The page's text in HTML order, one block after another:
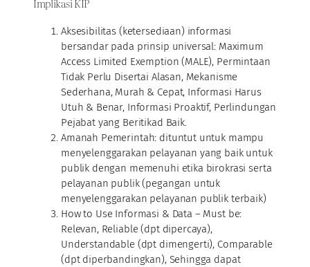
Implikasi KIP
Aksesibilitas (ketersediaan) informasi
bersandar pada prinsip universal: Maximum
Access Limited Exemption (MALE), Permintaan
Tidak Perlu Disertai Alasan, Mekanisme
Sederhana, Murah & Cepat, Informasi Harus
Utuh & Benar, Informasi Proaktif, Perlindungan
Pejabat yang Beritikad Baik.
Amanah Pemerintah: dituntut untuk mampu
menyelenggarakan pelayanan yang baik untuk
publik dengan memenuhi etika birokrasi serta
pelayanan publik (pegangan untuk
menyelenggarakan pelayanan publik terbaik)
How to Use Informasi & Data – Must be:
Relevan, Reliable (dpt dipercaya),
Understandable (dpt dimengerti), Comparable
(dpt diperbandingkan), Sehingga dapat